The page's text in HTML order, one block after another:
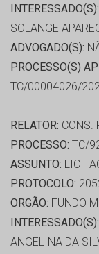
INTERESSADO(S):
SOLANGE
ADVOGADO(S):
PROCESSO(S)
TC/00004026/
RELATOR: CONS.
PROCESSO: TC/
ASSUNTO:
PROTOCOLO:
ORGÃO: FUNDO
INTERESSADO(S):
ANGELINA DA